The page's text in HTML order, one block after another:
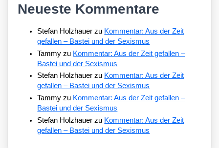
Neueste Kommentare
Stefan Holzhauer zu Kommentar: Aus der Zeit
gefallen – Bastei und der Sexismus
Tammy zu Kommentar: Aus der Zeit gefallen –
Bastei und der Sexismus
Stefan Holzhauer zu Kommentar: Aus der Zeit
gefallen – Bastei und der Sexismus
Tammy zu Kommentar: Aus der Zeit gefallen –
Bastei und der Sexismus
Stefan Holzhauer zu Kommentar: Aus der Zeit
gefallen – Bastei und der Sexismus